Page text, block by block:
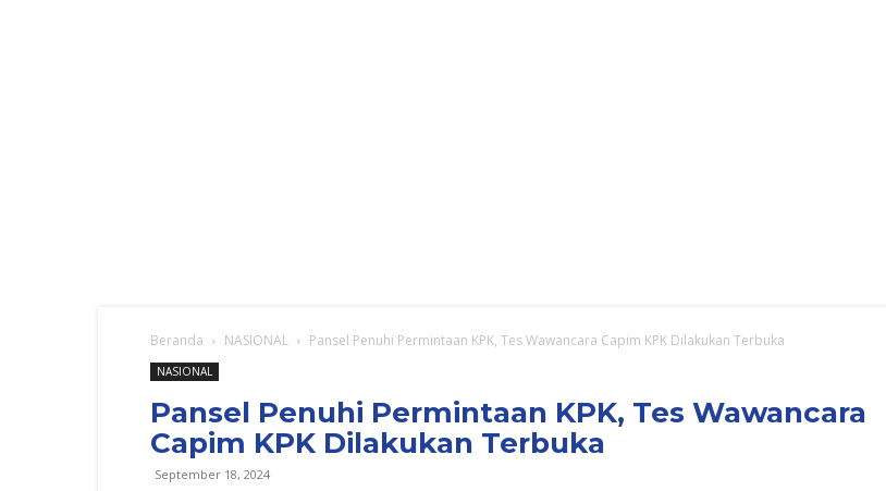
Beranda NASIONAL Pansel Penuhi Permintaan KPK, Tes Wawancara Capim KPK Dilakukan Terbuka
NASIONAL
Pansel Penuhi Permintaan KPK, Tes Wawancara
Capim KPK Dilakukan Terbuka
September 18, 2024